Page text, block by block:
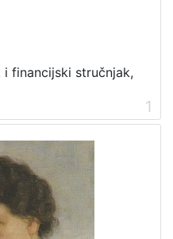
financijski stručnjak,
1